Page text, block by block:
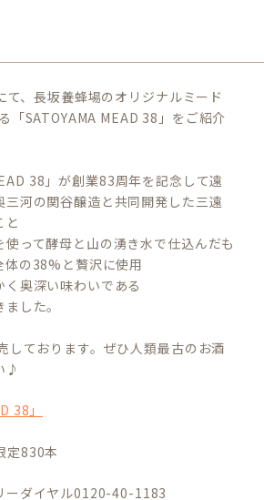
て、長坂養蜂場のオリジナルミード
「SATOYAMA MEAD 38」をご紹介
38」が創業83周年を記念して遠
三河の関谷醸造と共同開発した三遠
と
って酵母と山の湧き水で仕込んだも
体の38%と贅沢に使用
奥深い味わいである
した。
しております。ぜひ人類最古のお酒
♪
38」
830本
ーダイヤル0120-40-1183